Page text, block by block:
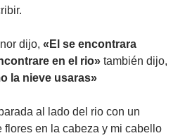
dijo, «El se encontrara
en el rio» también dijo,
la nieve usaras»
al lado del rio con un
flores en la cabeza y mi cabello